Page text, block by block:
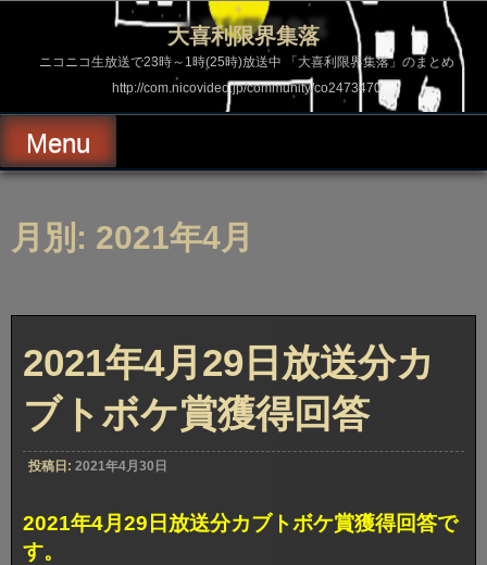
ス
ッ
プ
大喜利限界集落
ニコニコ生放送で23時～1時(25時)放送中 「大喜利限界集落」のまとめ
http://com.nicovideo.jp/community/co2473470
Menu
月別: 2021年4月
2021年4月29日放送分カ
ブトボケ賞獲得回答
投稿日: 2021年4月30日
2021年4月29日放送分カブトボケ賞獲得回答で
す。